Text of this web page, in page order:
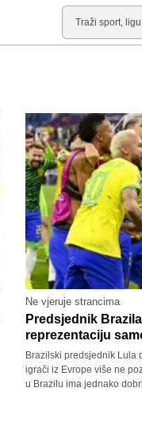
Pretraga
Ne vjeruje strancima
Predsjednik
reprezentaciju
Brazilski predsjednik Lula
igrači iz Evrope više ne
u Brazilu ima jednako